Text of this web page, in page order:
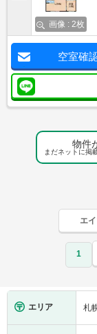
画像 : 2枚
空室確
物件
まだネットに掲
エ
1
エリア 札